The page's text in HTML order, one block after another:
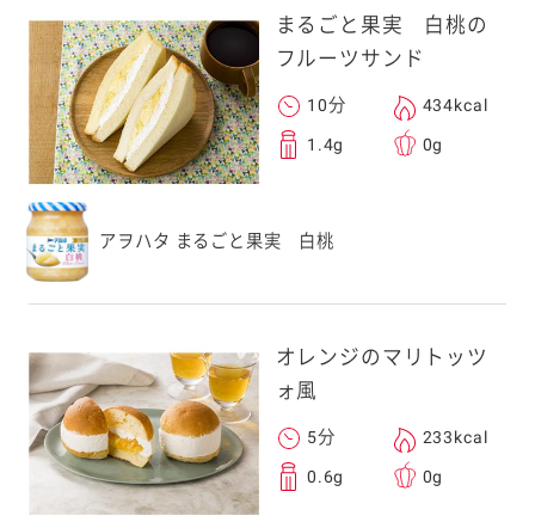
まるごと果実 白桃の
フルーツサンド
10分 434kcal
1.4g 0g
アヲハタ まるごと果実 白桃
オレンジのマリトッツ
ォ風
5分 233kcal
0.6g 0g